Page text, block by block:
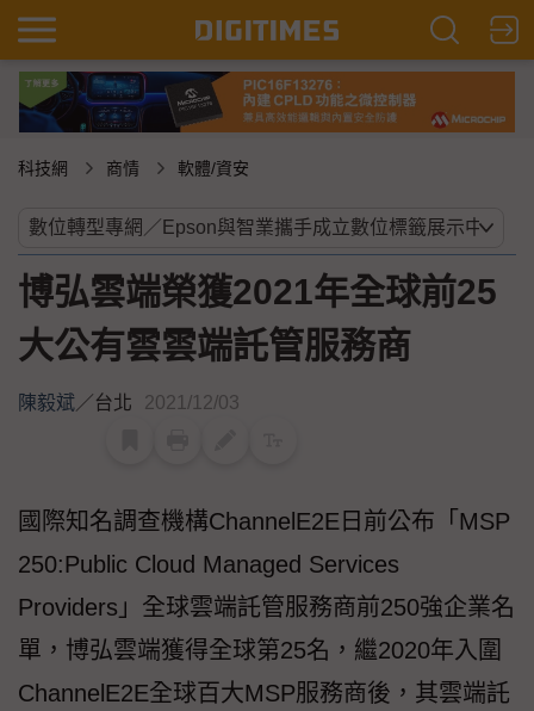
科技網 商情 軟體/資安
博弘雲端榮獲2021年全球前25
大公有雲雲端託管服務商
陳毅斌／台北 2021/12/03
國際知名調查機構ChannelE2E日前公布「MSP
250:Public Cloud Managed Services
Providers」全球雲端託管服務商前250強企業名
單，博弘雲端獲得全球第25名，繼2020年入圍
ChannelE2E全球百大MSP服務商後，其雲端託